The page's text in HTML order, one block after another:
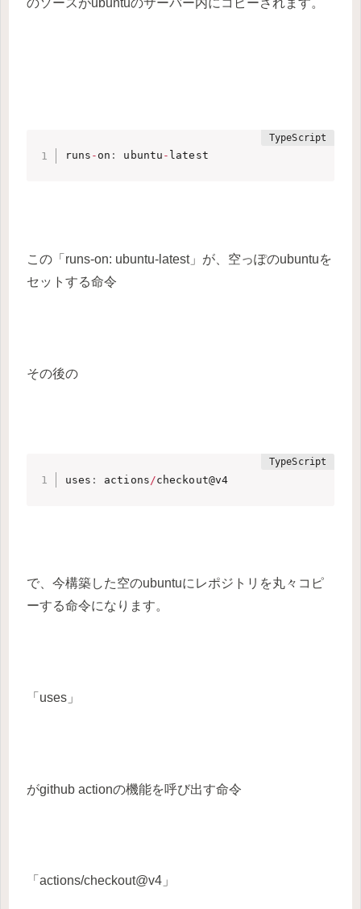
のソースがubuntuのサーバー内にコピーされます。
runs - on : ubuntu - latest
この「runs-on: ubuntu-latest」が、空っぽのubuntuを
セットする命令
その後の
uses : actions /checkout@v4
で、今構築した空のubuntuにレポジトリを丸々コピ
ーする命令になります。
「uses」
がgithub actionの機能を呼び出す命令
「actions/checkout@v4」